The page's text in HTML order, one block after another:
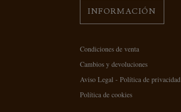
INFORMACIÓN
Condiciones de venta
Cambios y devoluciones
Aviso Legal - Política de privacidad
Política de cookies